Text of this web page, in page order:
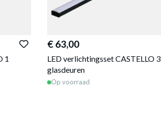
1
€ 63,00
LED verlichtingsset CASTELLO 3
glasdeuren
Op voorraad